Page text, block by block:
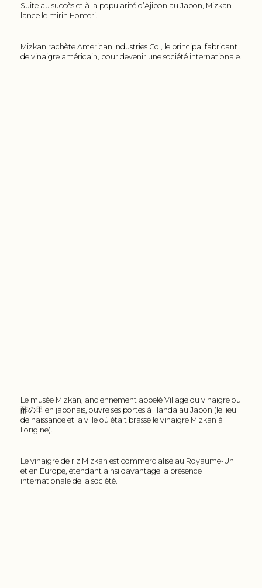
Suite au succès et à la popularité d’Ajipon au Japon, Mizkan
lance le mirin Honteri.
Mizkan rachète American Industries Co., le principal fabricant
de vinaigre américain, pour devenir une société internationale.
Le musée Mizkan, anciennement appelé Village du vinaigre ou
酢の里 en japonais, ouvre ses portes à Handa au Japon (le lieu
de naissance et la ville où était brassé le vinaigre Mizkan à
l’origine).
Le vinaigre de riz Mizkan est commercialisé au Royaume-Uni
et en Europe, étendant ainsi davantage la présence
internationale de la société.